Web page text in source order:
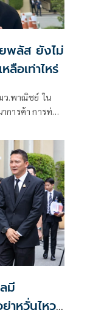
พลัส ยังไม่
อเท่าไหร่
ว.พาณิชย์ ใน
ารค้า การท่อง
าวถึง การ
กำลังพูดคุยกัน
กัดขณะนี้ ต้องดู
มี
าหวั่นไหว